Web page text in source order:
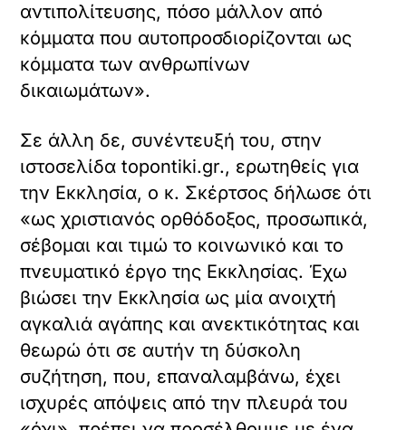
αντιπολίτευσης, πόσο μάλλον από
κόμματα που αυτοπροσδιορίζονται ως
κόμματα των ανθρωπίνων
δικαιωμάτων».
Σε άλλη δε, συνέντευξή του, στην
ιστοσελίδα topontiki.gr., ερωτηθείς για
την Εκκλησία, ο κ. Σκέρτσος δήλωσε ότι
«ως χριστιανός ορθόδοξος, προσωπικά,
σέβομαι και τιμώ το κοινωνικό και το
πνευματικό έργο της Εκκλησίας. Έχω
βιώσει την Εκκλησία ως μία ανοιχτή
αγκαλιά αγάπης και ανεκτικότητας και
θεωρώ ότι σε αυτήν τη δύσκολη
συζήτηση, που, επαναλαμβάνω, έχει
ισχυρές απόψεις από την πλευρά του